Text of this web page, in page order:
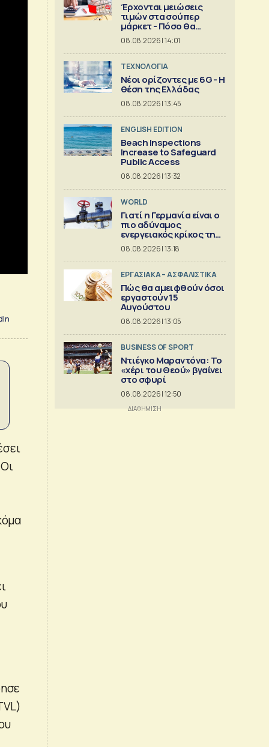
Έρχονται μειώσεις
τιμών στα σούπερ
μάρκετ - Πόσο θα
πέσουν
08.08.2026 | 14:01
ΤΕΧΝΟΛΟΓΙΑ
Νέοι ορίζοντες με 6G - Η
θέση της Ελλάδας
08.08.2026 | 13:45
ENGLISH EDITION
Beach Inspections
Increase to Safeguard
Public Access
08.08.2026 | 13:32
WORLD
Γιατί η Γερμανία είναι ο
πιο αδύναμος
ενεργειακός κρίκος της
Ευρώπης
08.08.2026 | 13:18
ΕΡΓΑΣΙΑΚΑ – ΑΣΦΑΛΙΣΤΙΚΑ
Πώς θα αμειφθούν όσοι
εργαστούν 15
Αυγούστου
08.08.2026 | 13:05
BUSINESS OF SPORT
Ντιέγκο Μαραντόνα: Το
«χέρι του Θεού» βγαίνει
στο σφυρί
08.08.2026 | 12:50